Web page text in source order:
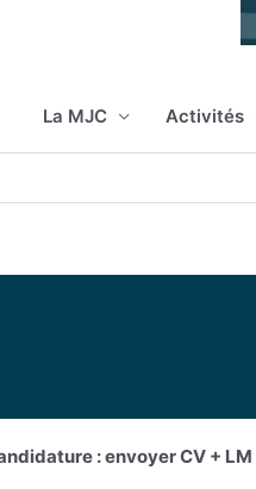
La MJC Activités
: envoyer CV +